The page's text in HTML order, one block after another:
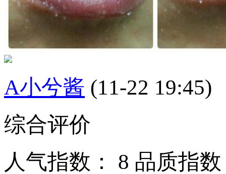
A小兮酱 (11-22 19:45)
综合评价
人气指数：
8 品质指